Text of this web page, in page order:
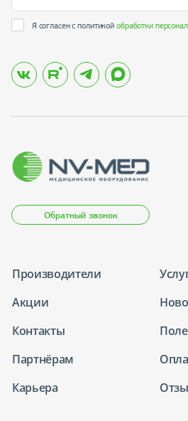
Я согласен с политикойобработки
Обратный звонок
Производители
Акции
Контакты
Партнёрам
Карьера